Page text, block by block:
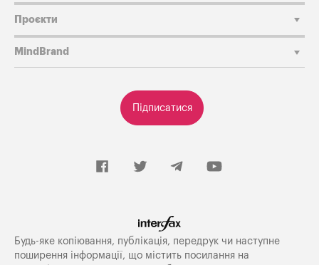
Підписатися
Проєкти
MindBrand
Будь-яке копiювання, публiкацiя, передрук чи наступне
поширення iнформацiї, що мiстить посилання на